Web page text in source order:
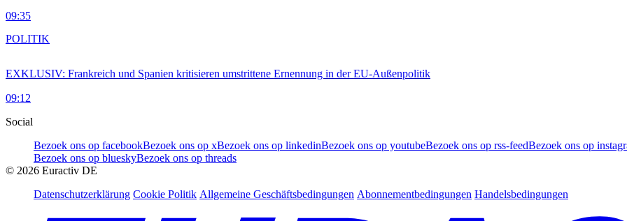
09:35
EXKLUSIV: Frankreich und Spanien kritisieren umstrittene Ernennung in der EU-Außenpolitik
09:12
POLITIK
Social
Bezoek ons op facebookBezoek ons op xBezoek ons op linkedinBezoek ons op youtubeBezoek ons op rss-feedBezoek ons op
Bezoek ons op blueskyBezoek ons op threads
© 2026 Euractiv DE
Datenschutzerklärung Cookie Politik Allgemeine Geschäftsbedingungen Abonnementbedingungen Handelsbedingungen